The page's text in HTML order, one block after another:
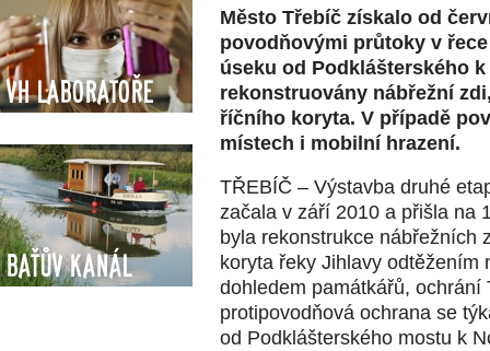
VH Laboratoře
Baťův kanál
Město Třebíč získalo od
povodňovými průtoky v
úseku od Podklášterského
rekonstruovány nábřežní
říčního koryta. V případě
místech i mobilní hrazení.
TŘEBÍČ – Výstavba druhé
začala v září 2010 a přišla na
byla rekonstrukce nábřežních
koryta řeky Jihlavy odtěžením
dohledem památkářů,
protipovodňová ochrana se
od Podklášterského mostu k